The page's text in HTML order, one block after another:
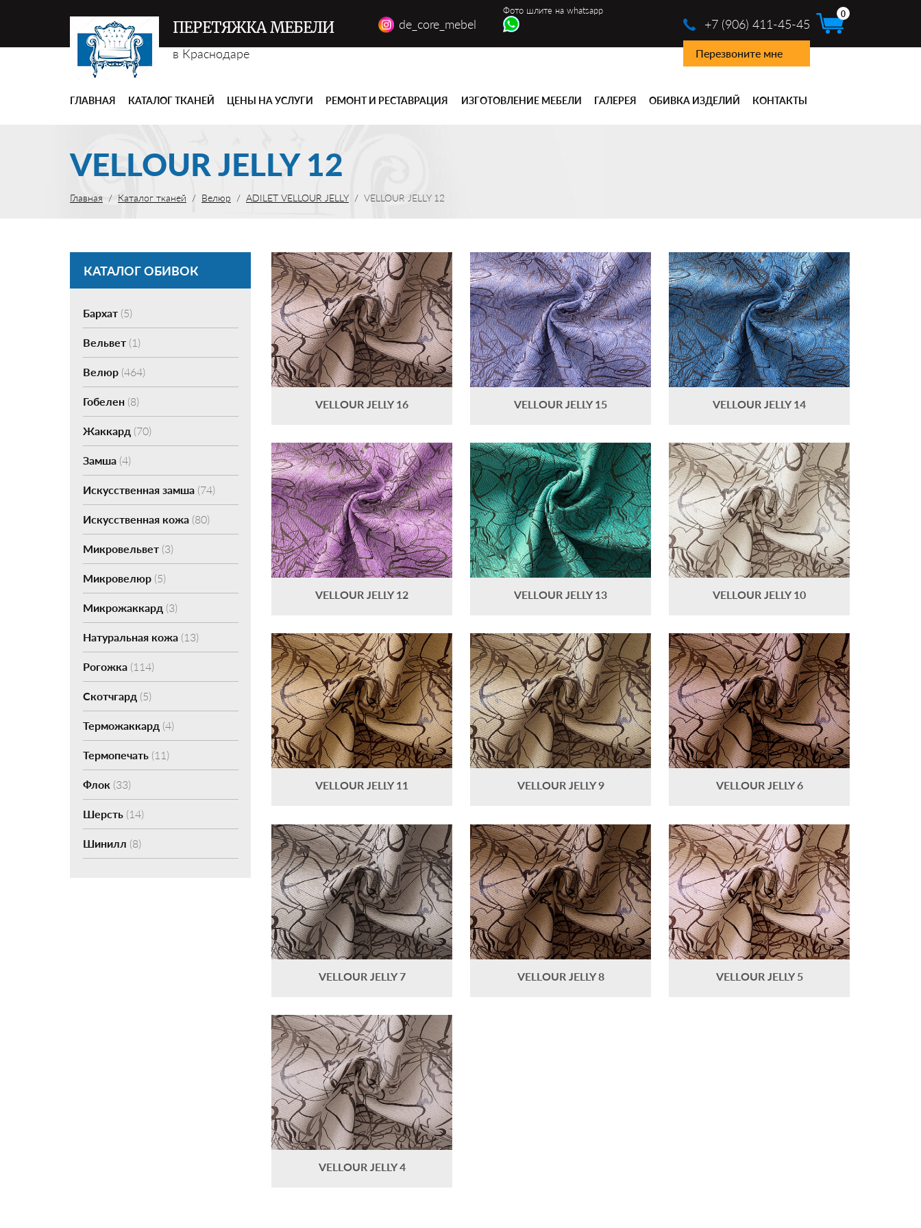
ПЕРЕТЯЖКА МЕБЕЛИ
в Краснодаре
de_core_mebel
Фото шлите на whatsapp
+7 (906) 411-45-45
Перезвоните мне
0
ГЛАВНАЯ КАТАЛОГ ТКАНЕЙ ЦЕНЫ НА УСЛУГИ РЕМОНТ И РЕСТАВРАЦИЯ ИЗГОТОВЛЕНИЕ МЕБЕЛИ ГАЛЕРЕЯ ОБИВКА ИЗДЕЛИЙ КОНТАКТЫ
VELLOUR JELLY 12
Главная Каталог тканей Велюр ADILET VELLOUR JELLY VELLOUR JELLY 12
КАТАЛОГ ОБИВОК
Бархат(5)
Вельвет(1)
Велюр(464)
Гобелен(8)
Жаккард (70)
Замша(4)
Искусственная замша(74)
Искусственная кожа(80)
Микровельвет(3)
Микровелюр(5)
Микрожаккард (3)
Натуральная кожа(13)
Рогожка(114)
Скотчгард (5)
Терможаккард (4)
Термопечать(11)
Флок (33)
Шерсть(14)
Шинилл (8)
VELLOUR JELLY 16 VELLOUR JELLY 15 VELLOUR JELLY 14
VELLOUR JELLY 12 VELLOUR JELLY 13 VELLOUR JELLY 10
VELLOUR JELLY 11 VELLOUR JELLY 9 VELLOUR JELLY 6
VELLOUR JELLY 7 VELLOUR JELLY 8 VELLOUR JELLY 5
VELLOUR JELLY 4